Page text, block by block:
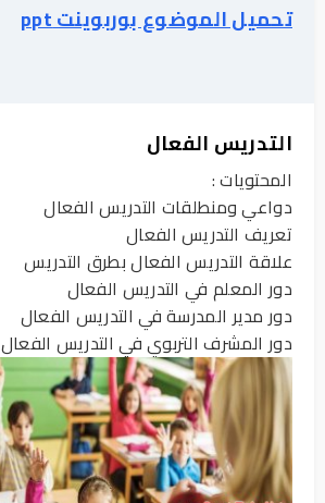
تحميل الموضوع بوربوينت ppt
التدريس الفعال
المحتويات :
دواعي ومنطلقات التدريس الفعال
تعريف التدريس الفعال
علاقة التدريس الفعال بطرق التدريس
دور المعلم في التدريس الفعال
دور مدير المدرسة في التدريس الفعال
دور المشرف التربوي في التدريس الفعال